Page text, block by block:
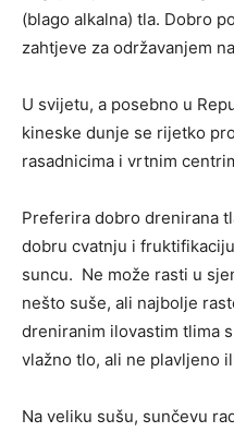
(blago alkalna) tla. Dobro
zahtjeve za održavanjem
U svijetu, a posebno u
kineske dunje se rijetko
rasadnicima i vrtnim
Preferira dobro drenirana
dobru cvatnju i
suncu. Ne može rasti u
nešto suše, ali najbolje
dreniranim ilovastim tlima
vlažno tlo, ali ne plavljeno
Na veliku sušu, sunčevu